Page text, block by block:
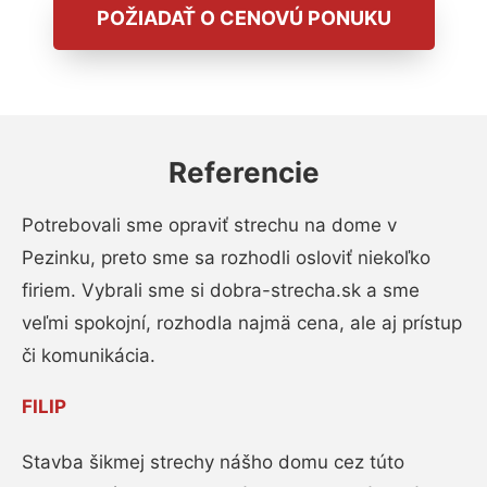
POŽIADAŤ O CENOVÚ PONUKU
Referencie
Potrebovali sme opraviť strechu na dome v
Pezinku, preto sme sa rozhodli osloviť niekoľko
firiem. Vybrali sme si dobra-strecha.sk a sme
veľmi spokojní, rozhodla najmä cena, ale aj prístup
či komunikácia.
FILIP
Stavba šikmej strechy nášho domu cez túto